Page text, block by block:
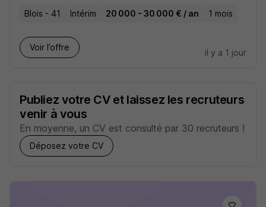
Blois - 41 Intérim 20 000 - 30 000 € / an 1 mois
Voir l’offre
il y a 1 jour
Publiez votre CV et laissez les recruteurs
venir à vous
En moyenne, un CV est consulté par 30 recruteurs !
Déposez votre CV